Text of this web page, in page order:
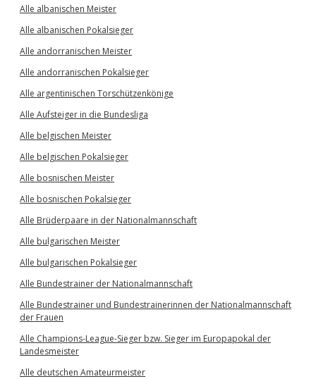
Alle albanischen Meister
Alle albanischen Pokalsieger
Alle andorranischen Meister
Alle andorranischen Pokalsieger
Alle argentinischen Torschützenkönige
Alle Aufsteiger in die Bundesliga
Alle belgischen Meister
Alle belgischen Pokalsieger
Alle bosnischen Meister
Alle bosnischen Pokalsieger
Alle Brüderpaare in der Nationalmannschaft
Alle bulgarischen Meister
Alle bulgarischen Pokalsieger
Alle Bundestrainer der Nationalmannschaft
Alle Bundestrainer und Bundestrainerinnen der Nationalmannschaft
der Frauen
Alle Champions-League-Sieger bzw. Sieger im Europapokal der
Landesmeister
Alle deutschen Amateurmeister